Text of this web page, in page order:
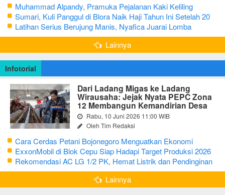
Muhammad Alpandy, Pramuka Pejalanan Kaki Keliling
Nusantara dengan Misi Literasi Budaya
Sumari, Kuli Panggul di Blora Naik Haji Tahun Ini Setelah 20
Tahun Sisihkan Uang Receh
Latihan Serius Berujung Manis, Nyafica Juarai Lomba
Bertutur tentang Nilai Hidup Orang Samin
Lainnya
Infotorial
Dari Ladang Migas ke Ladang
Wirausaha: Jejak Nyata PEPC Zona
12 Membangun Kemandirian Desa
Rabu, 10 Juni 2026 11:00 WIB
Oleh Tim Redaksi
Cara Cerdas Petani Bojonegoro Menguatkan Ekonomi
Keluarga
ExxonMobil di Blok Cepu Siap Hadapi Target Produksi 2026
Rekomendasi AC LG 1/2 PK, Hemat Listrik dan Pendinginan
Maksimal
Lainnya